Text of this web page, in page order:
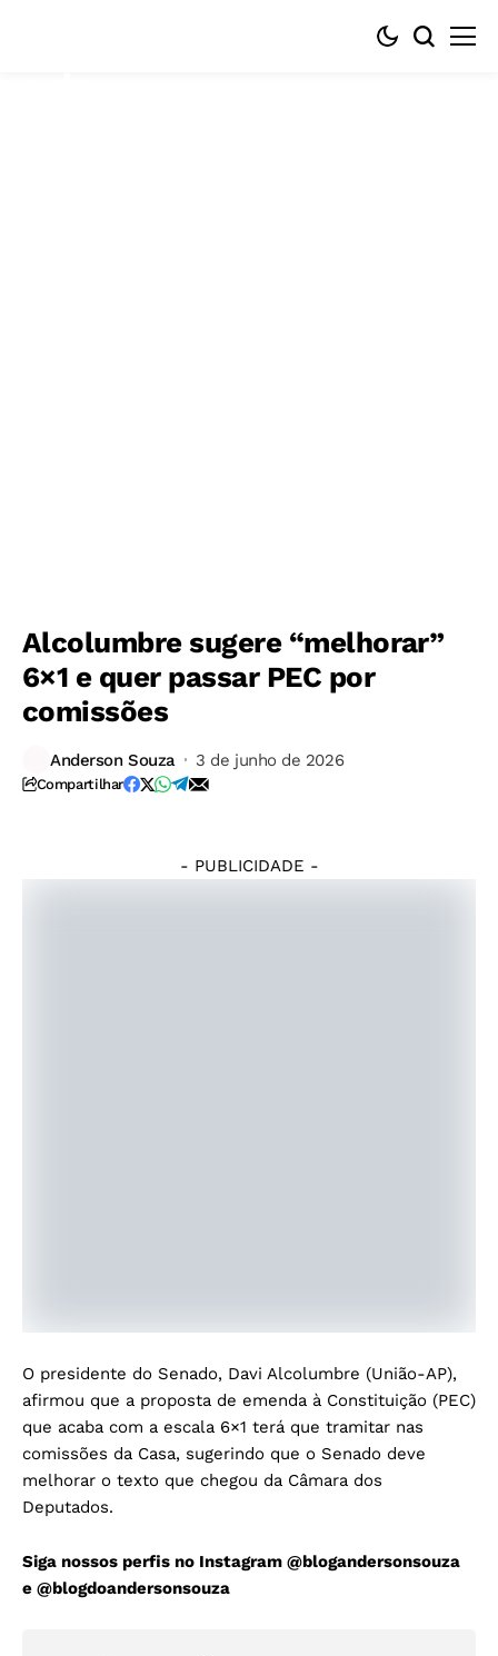
Alcolumbre sugere “melhorar”
6×1 e quer passar PEC por
comissões
Anderson Souza 3 de junho de 2026
Compartilhar
Lula
Marques/Agência
- PUBLICIDADE -
O presidente do Senado, Davi Alcolumbre (União-AP),
afirmou que a proposta de emenda à Constituição (PEC)
que acaba com a escala 6×1 terá que tramitar nas
comissões da Casa, sugerindo que o Senado deve
melhorar o texto que chegou da Câmara dos
Deputados.
Siga nossos perfis no Instagram @blogandersonsouza
e @blogdoandersonsouza